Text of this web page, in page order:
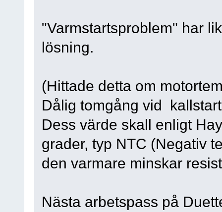
"Varmstartsproblem" har
lösning.
(Hittade detta om
Dålig tomgång vid
Dess värde skall enligt
grader, typ NTC (Negativ
den varmare minskar
Nästa arbetspass på